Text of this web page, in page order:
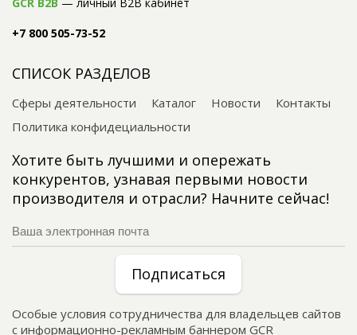
+7 800 505-73-52
СПИСОК РАЗДЕЛОВ
Сферы деятельности Каталог Новости
Контакты
Политика конфидециальности
Хотите быть лучшими и опережать
конкурентов, узнавая первыми новости
производителя и отрасли? Начните сейчас!
Подписаться
Особые условия сотрудничества для владельцев сайтов
с информационно-рекламным баннером GCR